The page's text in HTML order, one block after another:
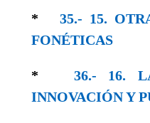
* 35.- 15.
FONÉTICAS
* 36.- 16.
INNOVACIÓN Y